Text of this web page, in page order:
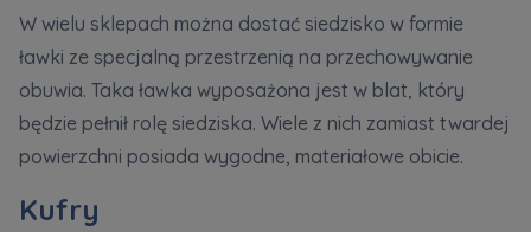
W wielu sklepach można dostać siedzisko w formie
ławki ze specjalną przestrzenią na przechowywanie
obuwia. Taka ławka wyposażona jest w blat, który
będzie pełnił rolę siedziska. Wiele z nich zamiast twardej
powierzchni posiada wygodne, materiałowe obicie.
Kufry